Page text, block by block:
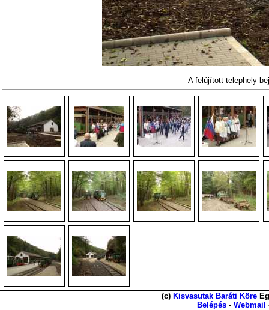
A felújított telephely
(c) Kisvasutak Baráti Köre
Belépés - Webmail